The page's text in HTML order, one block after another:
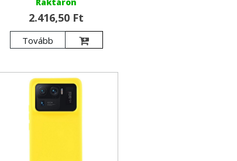
2.416,50 Ft
Tovább